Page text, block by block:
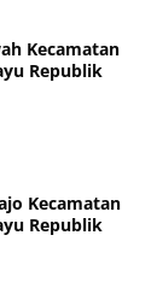
Kecamatan
Republik
Kecamatan
Republik